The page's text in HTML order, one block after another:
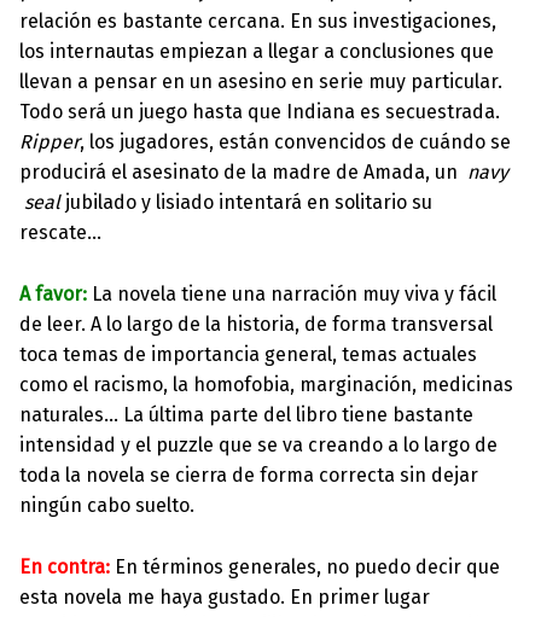
relación es bastante cercana. En sus investigaciones,
los internautas empiezan a llegar a conclusiones que
llevan a pensar en un asesino en serie muy particular.
Todo será un juego hasta que Indiana es secuestrada.
Ripper, los jugadores, están convencidos de cuándo se
producirá el asesinato de la madre de Amada, un navy
sealjubilado y lisiado intentará en solitario su
rescate…
A favor: La novela tiene una narración muy viva y fácil
de leer. A lo largo de la historia, de forma transversal
toca temas de importancia general, temas actuales
como el racismo, la homofobia, marginación, medicinas
naturales… La última parte del libro tiene bastante
intensidad y el puzzle que se va creando a lo largo de
toda la novela se cierra de forma correcta sin dejar
ningún cabo suelto.
En contra: En términos generales, no puedo decir que
esta novela me haya gustado. En primer lugar